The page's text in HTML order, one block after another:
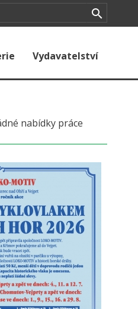
Vydavatelství
nabídky práce